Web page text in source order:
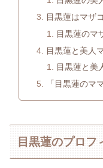
目黒蓮はマザ
目黒蓮のマ
目黒蓮と美人
目黒蓮と美
「目黒蓮のマ
目黒蓮のプロフ